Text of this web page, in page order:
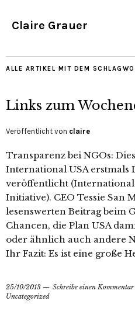
Claire Grauer
ALLE ARTIKEL MIT DEM
Links zum
Veröffentlicht von claire
Transparenz bei NGOs:
International USA erstmals
veröffentlicht
Initiative). CEO Tessie San
lesenswerten Beitrag beim
Chancen, die Plan USA
oder ähnlich auch andere
Ihr Fazit: Es ist eine große
25/10/2013
Schreibe einen Kommentar
Uncategorized